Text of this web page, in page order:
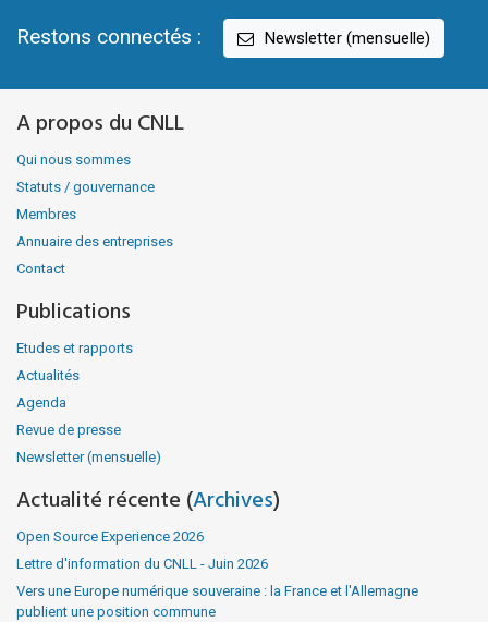
Restons connectés : Newsletter (mensuelle)
A propos du CNLL
Qui nous sommes
Statuts / gouvernance
Membres
Annuaire des entreprises
Contact
Publications
Etudes et rapports
Actualités
Agenda
Revue de presse
Newsletter (mensuelle)
Actualité récente (Archives)
Open Source Experience 2026
Lettre d'information du CNLL - Juin 2026
Vers une Europe numérique souveraine : la France et l'Allemagne
publient une position commune